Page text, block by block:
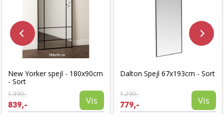
New Yorker spejl - 180x90cm
- Sort
1.399,-
839,- Vis
Dalton Spejl 67x193cm - Sort
1.299,-
779,- Vis